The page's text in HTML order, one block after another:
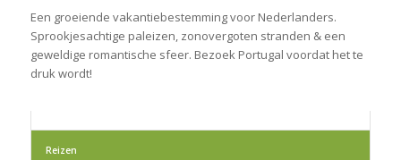
Een groeiende vakantiebestemming voor Nederlanders.
Sprookjesachtige paleizen, zonovergoten stranden & een
geweldige romantische sfeer. Bezoek Portugal voordat het te
druk wordt!
Reizen